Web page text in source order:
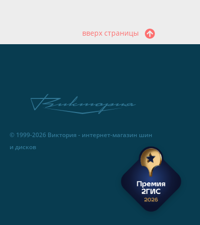
вверх страницы
© 1999-2026 Виктория - интернет-магазин шин
и дисков